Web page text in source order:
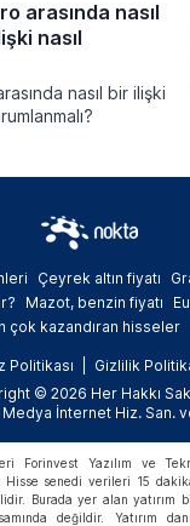
arasında nasıl
nasıl
nasıl bir ilişki
Çeyrek altın fiyatı
Mazot, benzin fiyatı
çok kazandıran hisseler
Politikası Gizlilik
© 2026 Her Hakkı
İnternet Hiz. San.
Forinvest Yazılım ve
Hisse senedi verileri 15
Burada yer alan yatırım
değildir. Yatırım